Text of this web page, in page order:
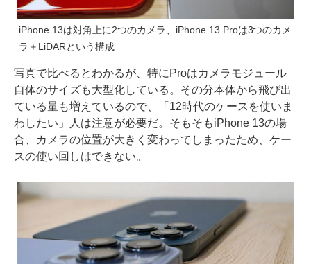
iPhone 13は対角上に2つのカメラ、iPhone 13 Proは3つのカメ
ラ＋LiDARという構成
写真で比べるとわかるが、特にProはカメラモジュール
自体のサイズも大型化している。その分本体から飛び出
ている量も増えているので、「12時代のケースを使いま
わしたい」人は注意が必要だ。そもそもiPhone 13の場
合、カメラの位置が大きく変わってしまったため、ケー
スの使い回しはできない。